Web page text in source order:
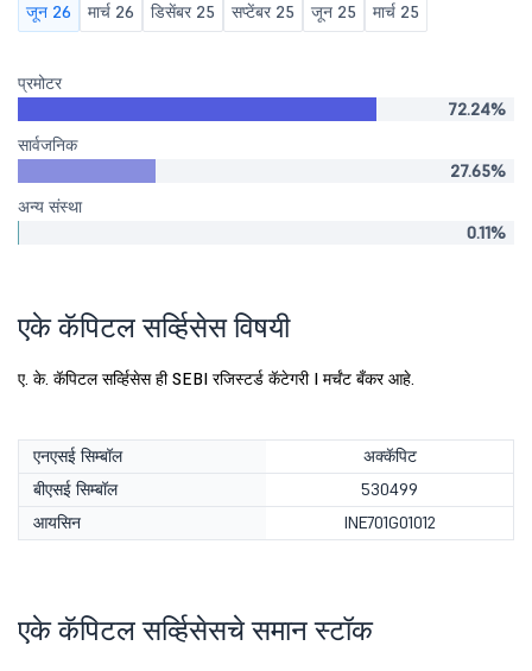
जून 26 मार्च 26 डिसेंबर 25 सप्टेंबर 25 जून 25 मार्च 25
प्रमोटर
72.24%
सार्वजनिक
27.65%
अन्य संस्था
0.11%
एके कॅपिटल सर्व्हिसेस विषयी
ए. के. कॅपिटल सर्व्हिसेस ही SEBI रजिस्टर्ड कॅटेगरी I मर्चंट बँकर आहे.
एनएसई सिम्बॉल
अक्कॅपिट
बीएसई सिम्बॉल
530499
आयसिन
INE701G01012
एके कॅपिटल सर्व्हिसेसचे समान स्टॉक